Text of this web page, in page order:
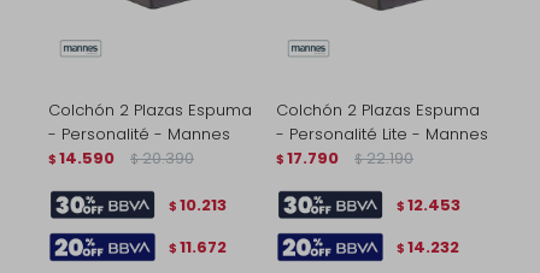
Colchón 2 Plazas Espuma
- Personalité - Mannes
$ 14.590 $ 20.390
$ 10.213
$ 11.672
Colchón 2 Plazas Espuma
- Personalité Lite - Mannes
$ 17.790 $ 22.190
$ 12.453
$ 14.232